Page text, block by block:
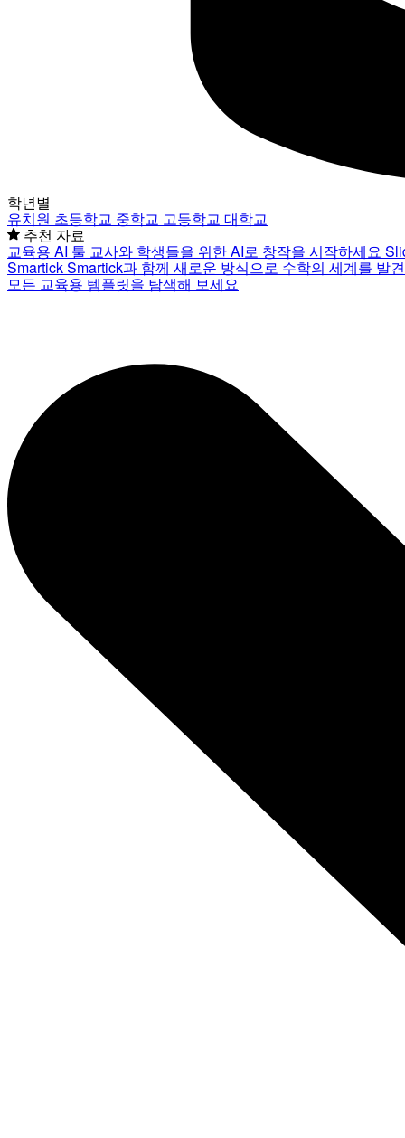
학년별
유치원 초등학교 중학교 고등학교 대학교
추천 자료
교육용 AI 툴 교사와 학생들을 위한 AI로 창작을 시작하세요
SmartickSmartick과 함께 새로운 방식으로 수학의 세계를 발
모든 교육용 템플릿을 탐색해 보세요